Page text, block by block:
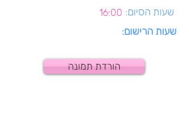
16:00 שעות הסיום:
שעות הרישום:
הורדת תמונה